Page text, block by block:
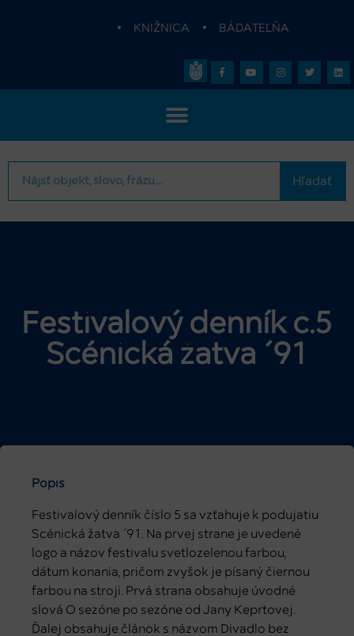
• KNIŽNICA • BÁDATEĽŇA
Hľadať
Festivalový denník č.5
Scénická žatva ´91
Popis
Festivalový denník číslo 5 sa vzťahuje k podujatiu
Scénická žatva ´91. Na prvej strane je uvedené
logo a názov festivalu svetlozelenou farbou,
dátum konania, pričom zvyšok je písaný čiernou
farbou na stroji. Prvá strana obsahuje úvodné
slová O sezóne po sezóne od Jany Keprtovej.
Ďalej obsahuje článok s názvom Divadlo bez